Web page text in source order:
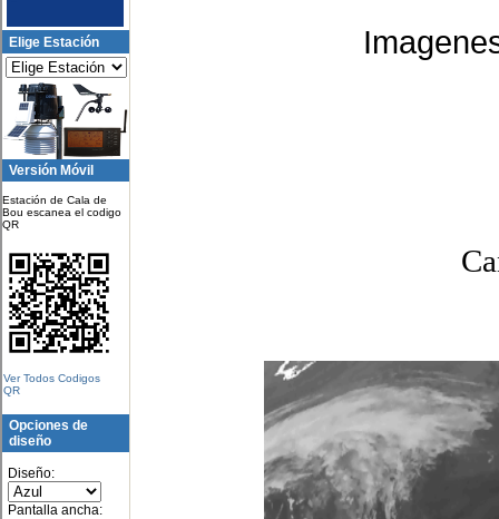
Elige Estación
Versión Móvil
Estación de Cala de
Bou escanea el codigo
QR
Ver Todos Codigos
QR
Opciones de
diseño
Diseño:
Pantalla ancha: